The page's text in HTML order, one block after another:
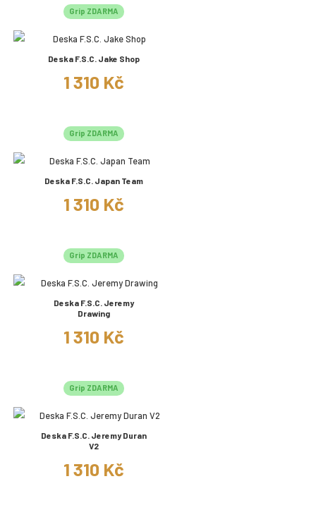
Grip ZDARMA
Deska F.S.C. Jake Shop
1 310 Kč
Grip ZDARMA
Deska F.S.C. Japan Team
1 310 Kč
Grip ZDARMA
Deska F.S.C. Jeremy
Drawing
1 310 Kč
Grip ZDARMA
Deska F.S.C. Jeremy Duran
V2
1 310 Kč